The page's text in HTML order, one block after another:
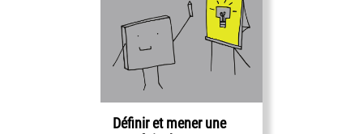
Définir et mener une